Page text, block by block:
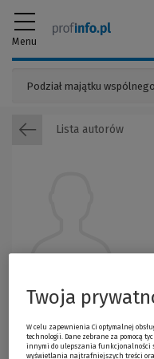
Menu
Lista autorów
Twoja
W celu zapewnienia Ci optymalnej
technologii. Dane zebrane za pomocą
innymi do ulepszania funkcjonalności
wyświetlania najtrafniejszych treści